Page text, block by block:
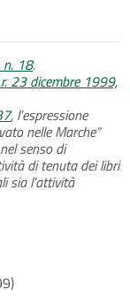
18.
23 dicembre 1999,
, l’espressione
nelle Marche”
senso di
di tenuta dei libri
sia l’attività